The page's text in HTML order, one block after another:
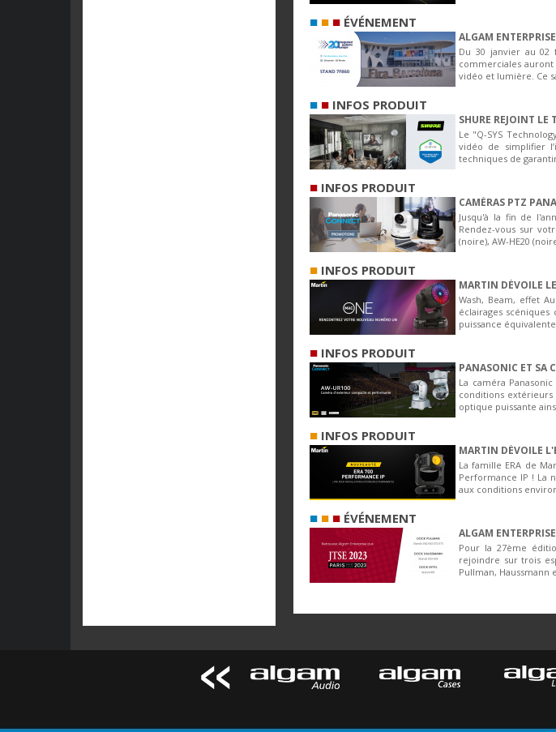
■ ■ ■ ÉVÉNEMENT
ALGAM
Du 30 janvier au 02
commerciales
vidéo et lumière. Ce
■ ■ INFOS PRODUIT
SHURE REJOINT LE
Le "Q-SYS
vidéo de simplifier
techniques de
■ INFOS PRODUIT
CAMÉRAS PTZ
Jusqu'à la fin de
Rendez-vous sur
(noire), AW-HE20 (noire
■ INFOS PRODUIT
MARTIN DÉVOILE
Wash, Beam, effet
éclairages
puissance équivalente
■ INFOS PRODUIT
PANASONIC ET SA
La caméra
conditions
optique puissante
■ INFOS PRODUIT
MARTIN DÉVOILE
La famille ERA de
Performance IP ! La
aux conditions
■ ■ ■ ÉVÉNEMENT
ALGAM
Pour la 27ème
rejoindre sur trois
Pullman, Haussmann